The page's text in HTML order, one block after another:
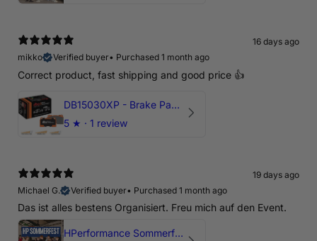
16 days ago
mikko
Verified buyer• Purchased 1 month ago
Correct product, fast shipping and good price 👍
DB15030XP - Brake Pads Xtreme Performance | Front Axle
5 ★ · 1 review
19 days ago
Michael G.
Verified buyer• Purchased 1 month ago
Das ist alles bestens Organisiert. Freu mich auf den Event.
HPerformance Sommerfest 2026